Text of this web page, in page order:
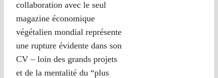
collaboration avec le seul
magazine économique
végétalien mondial représente
une rupture évidente dans son
CV – loin des grands projets
et de la mentalité du “plus